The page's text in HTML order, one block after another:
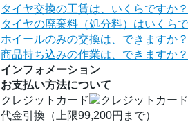
タイヤ交換の工賃は、いくらですか？
タイヤの廃棄料（処分料）はいくら
ホイールのみの交換は、できますか？
商品持ち込みの作業は、できますか？
インフォメーション
お支払い方法について
クレジットカード
代金引換（上限99,200円まで）